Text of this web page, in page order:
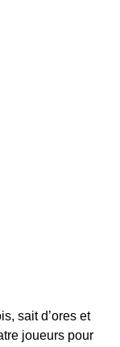
sait d’ores et
joueurs pour